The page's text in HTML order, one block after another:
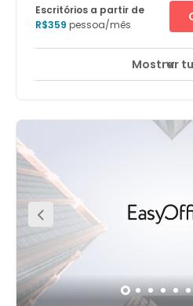
Escritórios a partir de
R$359 pessoa/mês
Mostrar